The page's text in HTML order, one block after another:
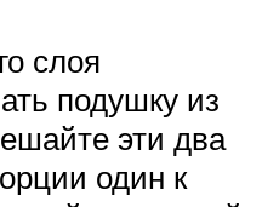
слоя
подушку из
эти два
один к